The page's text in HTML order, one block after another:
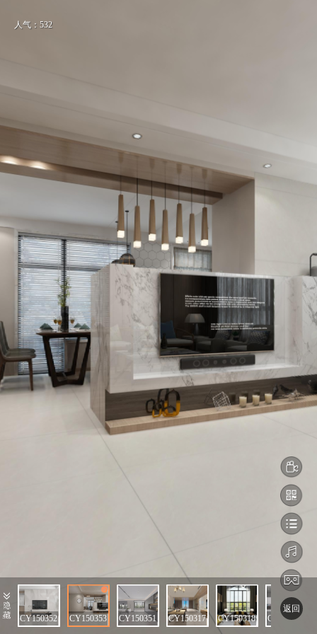
人气：532
返回
CY150352
CY150353 CY150351 CY150317 CY150318 CY150312